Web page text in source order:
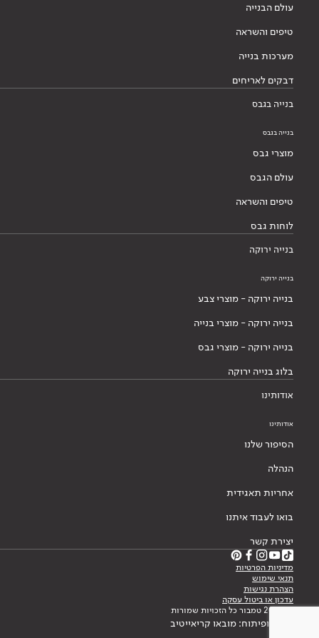
עולם הבנייה
טיפים והשראה
מערכות בנייה
דבקים לאריחים
בנייה בגבס
בנייה בגבס
מוצרי גבס
עולם הגבס
טיפים והשראה
לוחות גבס
בנייה ירוקה
בנייה ירוקה
בנייה ירוקה - מוצרי צבע
בנייה ירוקה - מוצרי בנייה
בנייה ירוקה - מוצרי גבס
בלוג בנייה ירוקה
אודותינו
אודותינו
הסיפור שלנו
הנהלה
אחריות תאגידית
בואו לעבוד איתנו
יצירת קשר
מדיניות הפרטיות
תנאי שימוש
הצהרת נגישות
עדכון או ביטול עסקה
© 2026 טמבור כל הזכויות שמורות
עיצוב ופיתוח: מובאו קריאייטיב